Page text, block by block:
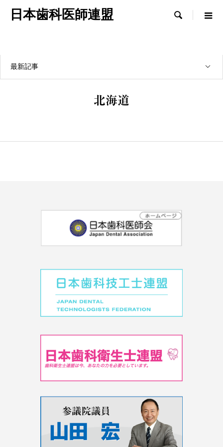
日本歯科医師連盟 
最新記事
北海道